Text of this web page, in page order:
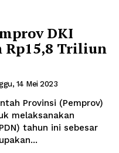
DKI
Rp15,8 Triliun
14 Mei 2023
Provinsi (Pemprov)
melaksanakan
tahun ini sebesar